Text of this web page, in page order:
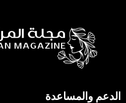
الدعم والمساعدة